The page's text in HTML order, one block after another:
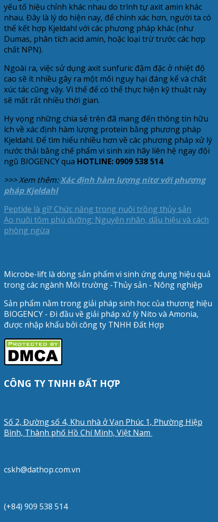
yếu tố hiệu chỉnh khác nhau do trình tự axit amin khác
nhau. Đây là lý do hiện nay, để chính xác hơn, người ta có
thể kết hợp Kjeldahl với các phương pháp khác (như
Dumas, phân tích acid amin, hoặc loại trừ trước các hợp
chất NPN).
Ngoài ra, việc sử dụng axit sunfuric đậm đặc ở nhiệt độ
cao sẽ ít nhiều gây ra một mối nguy hại đáng kể và chất
xúc tác cũng vậy. Vì thế để có thể thực hiện kỹ thuật này
sẽ mất rất nhiều thời gian.
Hy vọng những chia sẻ trên đã mang đến thông tin hữu
ích về xác định hàm lượng protein bằng phương pháp
Kjeldahl. Để tìm hiểu nhiều hơn về các phương pháp xử lý
nước thải bằng chế phẩm vi sinh xin hãy liên hệ ngay đội
ngũ BIOGENCY qua HOTLINE: 0909 538 514
>>> Xem thêm:Xác định hàm lượng nitơ với phương
pháp Kjeldahl
Peptide là gì? Chức năng trong nuôi trồng thủy sản
Ao nuôi tôm phú dưỡng: Nguyên nhân, dấu hiệu và cách
phòng ngừa
Microbe-lift là dòng sản phẩm vi sinh ứng dụng hiệu quả
trong các ngành Môi trường -Thủy sản - Nông nghiệp
Sản phẩm nằm trong giải pháp sinh học của thương hiệu
BIOGENCY - Đi đầu về giải pháp xử lý Nito và Amonia,
được nhập khẩu bởi công ty TNHH Đất Hợp
CÔNG TY TNHH ĐẤT HỢP
Số 2, Đường số 4, Khu nhà ở Vạn Phúc 1, Phường Hiệp
Bình, Thành phố Hồ Chí Minh, Việt Nam
cskh@dathop.com.vn
(+84) 909 538 514